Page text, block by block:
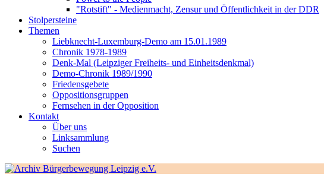
"Rotstift" - Medienmacht, Zensur und Öffentlichkeit in der DDR
Stolpersteine
Themen
Liebknecht-Luxemburg-Demo am 15.01.1989
Chronik 1978-1989
Denk-Mal (Leipziger Freiheits- und Einheitsdenkmal)
Demo-Chronik 1989/1990
Friedensgebete
Oppositionsgruppen
Fernsehen in der Opposition
Kontakt
Über uns
Linksammlung
Suchen